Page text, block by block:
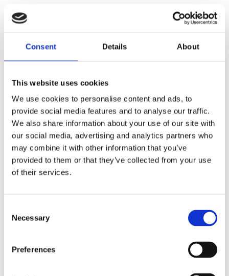
Consent Details About
This website uses cookies
We use cookies to personalise content and ads, to
provide social media features and to analyse our traffic.
We also share information about your use of our site with
our social media, advertising and analytics partners who
may combine it with other information that you’ve
provided to them or that they’ve collected from your use
of their services.
Selection
Necessary
Preferences
Afhalen
Wijchen.
Home
Home
Eiken tafels
Boomstamtafels
Rechte Eettafels
Ovale Eettafels
Ronde Eettafels
Eiken Banken
Bijpassende Douglas bank